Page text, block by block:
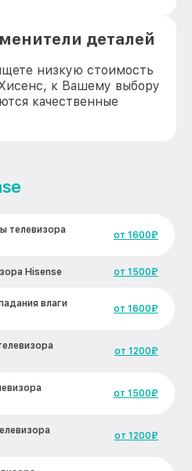
деталей
низкую стоимость
к Вашему выбору
качественные
телевизора
от 1600₽
Hisense от 1500₽
влаги
от 1600₽
от 1200₽
от 1500₽
от 1200₽